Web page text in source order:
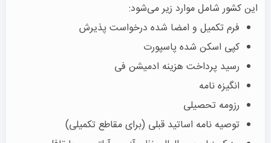
این کشور شامل موارد زیر می‌شود:
فرم تکمیل و امضا شده درخواست پذیرش
کپی اسکن شده پاسپورت
رسید پرداخت هزینه ادمیشن فی
انگیزه نامه
رزومه تحصیلی
توصیه نامه اساتید قبلی (برای مقاطع تکمیلی)